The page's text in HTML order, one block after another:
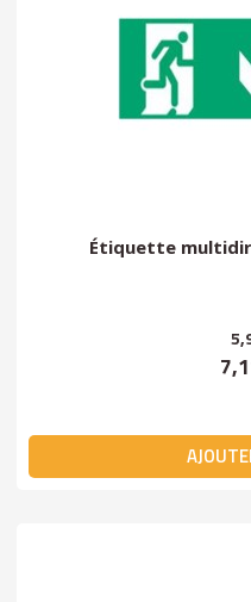
Étiquette